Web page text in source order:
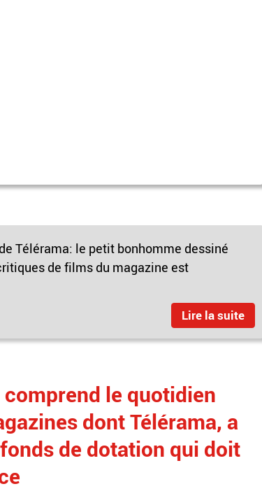
Télérama: le petit bonhomme dessiné
de films du magazine est
Lire la suite
le quotidien
dont Télérama, a
de dotation qui doit